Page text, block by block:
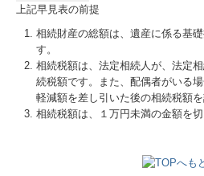
上記早見表の前提
相続財産の総額は、遺産に係る基
す。
相続税額は、法定相続人が、法定
続税額です。また、配偶者がいる
軽減額を差し引いた後の相続税額を
相続税額は、１万円未満の金額を